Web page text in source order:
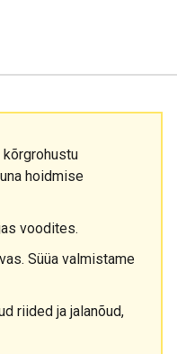
kõrgrohustu
hoidmise
voodites.
Süüa valmistame
riided ja jalanõud,